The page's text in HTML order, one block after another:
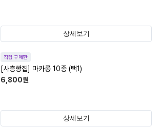
상세보기
직접 구매한
[사층빵집] 마카롱 10종 (택1)
6,800원
상세보기